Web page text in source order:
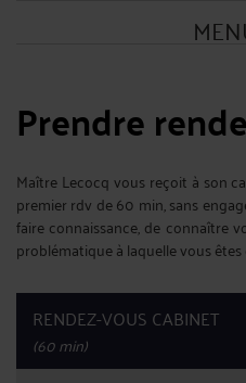
Prendre
Maître Lecocq vous reçoit à son
premier rdv de 60 min, sans
faire connaissance, de connaître
problématique à laquelle vous
RENDEZ-VOUS CABINET
(60 min)